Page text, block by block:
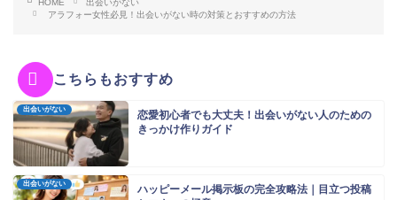
HOME
出会いがない
アラフォー女性必見！出会いがない時の対策とおすすめの方法
こちらもおすすめ
出会いがない
恋愛初心者でも大丈夫！出会いがない人のための
きっかけ作りガイド
出会いがない
ハッピーメール掲示板の完全攻略法｜目立つ投稿